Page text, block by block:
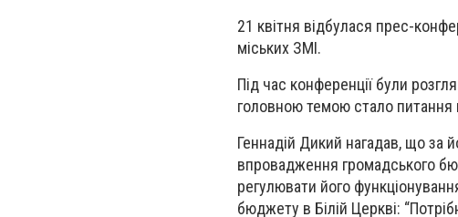
21 квітня відбулася прес-
міських ЗМІ.
Під час конференції були
головною темою стало
Геннадій Дикий нагадав, що за
впровадження громадського
регулювати його
бюджету в Білій Церкві: